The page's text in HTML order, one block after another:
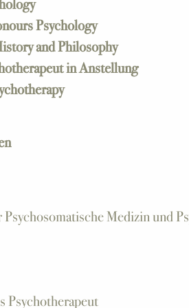
Psychology
and Philosophy
in Anstellung
Medizin und
Psychotherapeut